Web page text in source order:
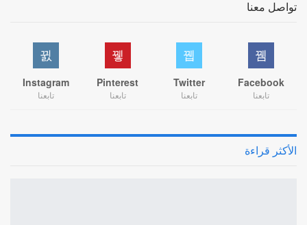
تواصل معنا
Facebook
تابعنا
Twitter
تابعنا
Pinterest
تابعنا
Instagram
تابعنا
الأكثر قراءة